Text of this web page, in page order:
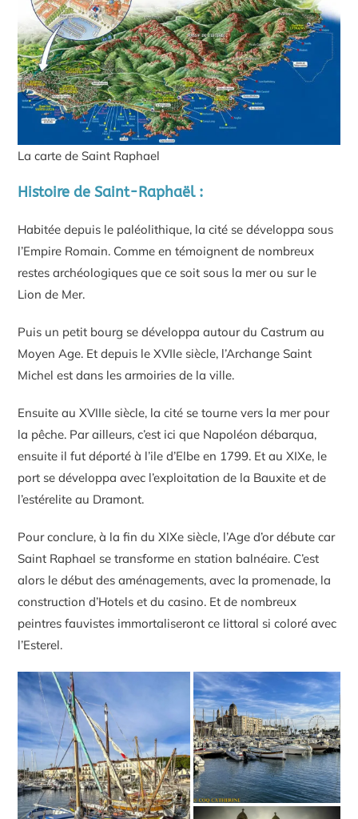
La carte de Saint Raphael
Histoire de Saint-Raphaël :
Habitée depuis le paléolithique, la cité se développa sous
l’Empire Romain. Comme en témoignent de nombreux
restes archéologiques que ce soit sous la mer ou sur le
Lion de Mer.
Puis un petit bourg se développa autour du Castrum au
Moyen Age. Et depuis le XVIIe siècle, l’Archange Saint
Michel est dans les armoiries de la ville.
Ensuite au XVIIIe siècle, la cité se tourne vers la mer pour
la pêche. Par ailleurs, c’est ici que Napoléon débarqua,
ensuite il fut déporté à l’ile d’Elbe en 1799. Et au XIXe, le
port se développa avec l’exploitation de la Bauxite et de
l’estérelite au Dramont.
Pour conclure, à la fin du XIXe siècle, l’Age d’or débute car
Saint Raphael se transforme en station balnéaire. C’est
alors le début des aménagements, avec la promenade, la
construction d’Hotels et du casino. Et de nombreux
peintres fauvistes immortaliseront ce littoral si coloré avec
l’Esterel.